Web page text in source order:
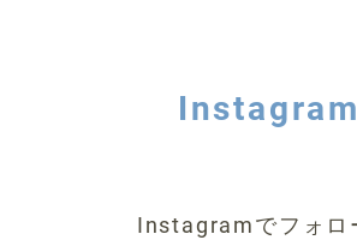
Instagram
Instagramでフォロ